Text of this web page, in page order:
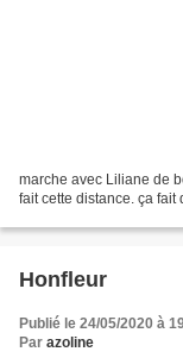
marche avec Liliane de
fait cette distance. ça fait
Honfleur
Publié le 24/05/2020 à
Par azoline